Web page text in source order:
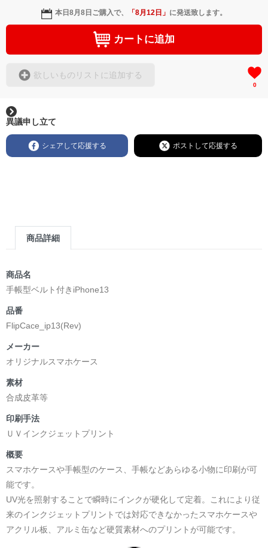
本日8月8日 ご購入で、 「8月12日 」 に発送致します。
カートに追加
欲しいものリストに追加する
0
異議申し立て
シェアして応援する ポストして応援する
商品詳細
商品名
手帳型ベルト付きiPhone13
品番
FlipCace_ip13(Rev)
メーカー
オリジナルスマホケース
素材
合成皮革等
印刷手法
ＵＶインクジェットプリント
概要
スマホケースや手帳型のケース、手帳などあらゆる小物に印刷が可
能です。
UV光を照射することで瞬時にインクが硬化して定着。これにより従
来のインクジェットプリントでは対応できなかったスマホケースや
アクリル板、アルミ缶など硬質素材へのプリントが可能です。